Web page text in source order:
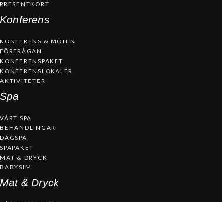
PRESENTKORT
Konferens
KONFERENS & MÖTEN
FÖRFRÅGAN
KONFERENSPAKET
KONFERENSLOKALER
AKTIVITETER
Spa
VÅRT SPA
BEHANDLINGAR
DAGSPA
SPAPAKET
MAT & DRYCK
BABYSIM
Mat & Dryck